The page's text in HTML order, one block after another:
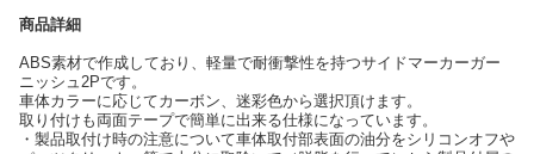
商品詳細
ABS素材で作成しており、軽量で耐衝撃性を持つサイドマーカーガー
ニッシュ2Pです。
車体カラーに応じてカーボン、迷彩色から選択頂けます。
取り付けも両面テープで簡単に出来る仕様になっています。
・製品取付け時の注意について車体取付部表面の油分をシリコンオフや